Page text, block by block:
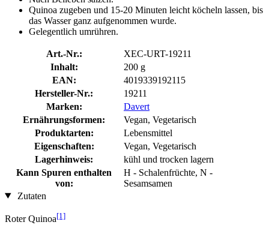
Quinoa zugeben und 15-20 Minuten leicht köcheln lassen, bis
das Wasser ganz aufgenommen wurde.
Gelegentlich umrühren.
Art.-Nr.:
XEC-URT-19211
Inhalt:
200 g
EAN:
4019339192115
Hersteller-Nr.:
19211
Marken:
Davert
Ernährungsformen:
Vegan, Vegetarisch
Produktarten:
Lebensmittel
Eigenschaften:
Vegan, Vegetarisch
Lagerhinweis:
kühl und trocken lagern
Kann Spuren enthalten
von:
H - Schalenfrüchte, N -
Sesamsamen
Zutaten
Roter Quinoa[1]